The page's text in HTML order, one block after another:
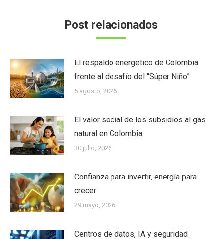
Post relacionados
El respaldo energético de Colombia
frente al desafío del “Súper Niño”
5 agosto, 2026
El valor social de los subsidios al gas
natural en Colombia
30 julio, 2026
Confianza para invertir, energía para
crecer
29 mayo, 2026
Centros de datos, IA y seguridad